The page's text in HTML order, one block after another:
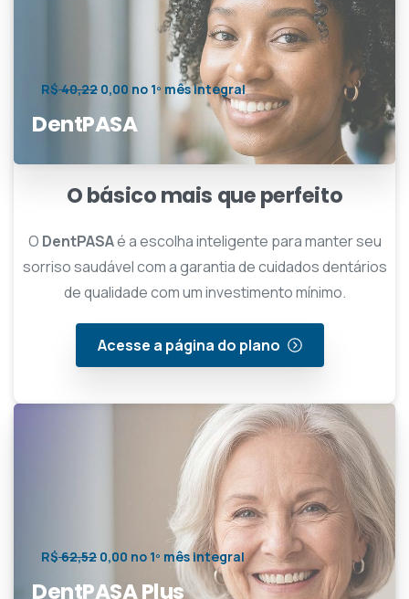
R$40,22 0,00 no 1º mês integral
DentPASA
O básico mais que perfeito
O DentPASAé a escolha inteligente para manter seu
sorriso saudável com a garantia de cuidados dentários
de qualidade com um investimento mínimo.
Acesse a página do plano
R$62,52 0,00 no 1º mês integral
DentPASA Plus